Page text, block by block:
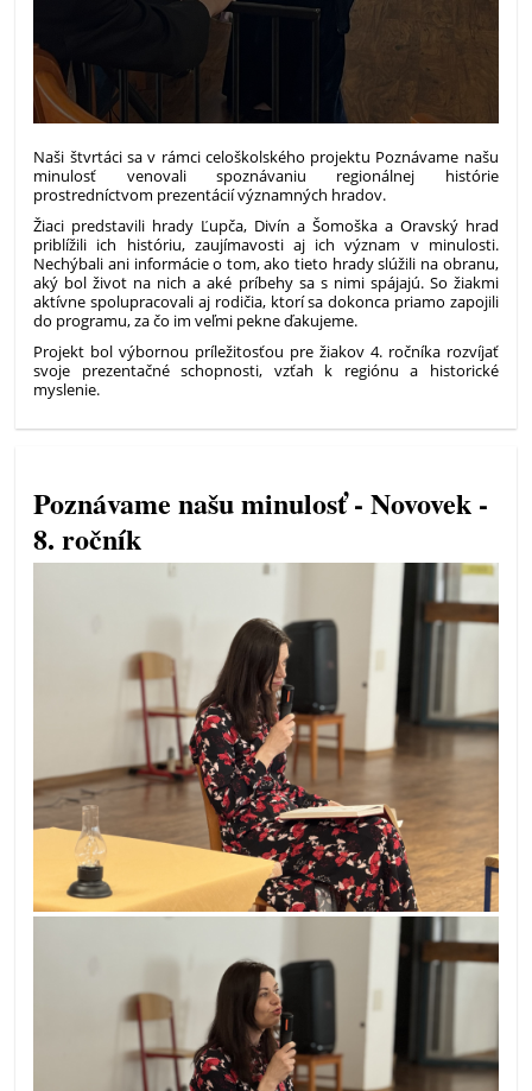
Naši štvrtáci sa v rámci celoškolského projektu Poznávame našu
minulosť venovali spoznávaniu regionálnej histórie
prostredníctvom prezentácií významných hradov.
Žiaci predstavili hrady Ľupča, Divín a Šomoška a Oravský hrad
priblížili ich históriu, zaujímavosti aj ich význam v minulosti.
Nechýbali ani informácie o tom, ako tieto hrady slúžili na obranu,
aký bol život na nich a aké príbehy sa s nimi spájajú. So žiakmi
aktívne spolupracovali aj rodičia, ktorí sa dokonca priamo zapojili
do programu, za čo im veľmi pekne ďakujeme.
Projekt bol výbornou príležitosťou pre žiakov 4. ročníka rozvíjať
svoje prezentačné schopnosti, vzťah k regiónu a historické
myslenie.
Poznávame našu minulosť - Novovek -
8. ročník